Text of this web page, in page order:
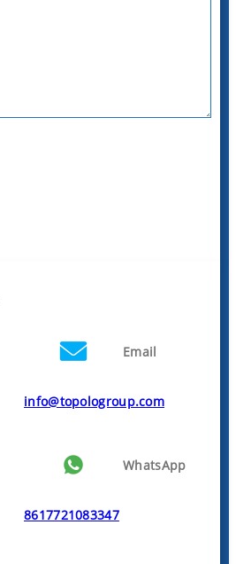
Email
info@topologroup.com
WhatsApp
8617721083347